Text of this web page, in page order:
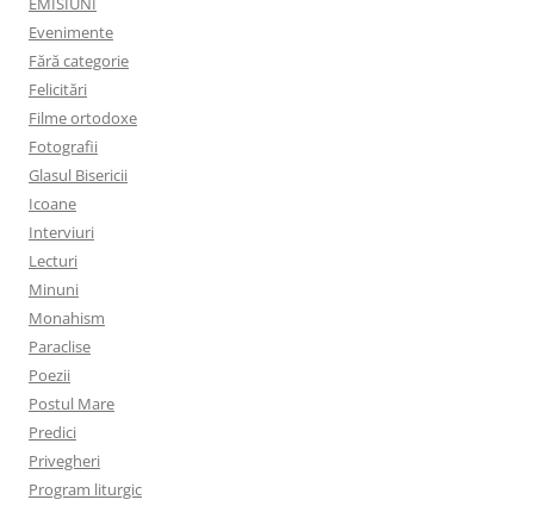
Evenimente
Fără categorie
Felicitări
Filme ortodoxe
Fotografii
Glasul Bisericii
Icoane
Interviuri
Lecturi
Minuni
Monahism
Paraclise
Poezii
Postul Mare
Predici
Privegheri
Program liturgic